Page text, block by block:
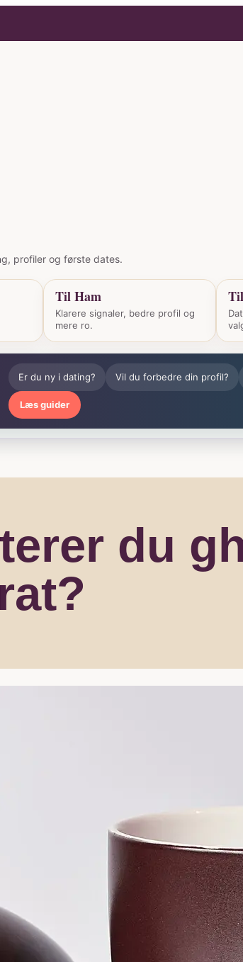
profiler og første dates.
Til Ham
Klarere signaler, bedre profil og
mere ro.
Er du ny i dating? Vil du forbedre din profil?
Læs guider
du